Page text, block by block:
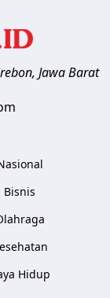
, Jawa Barat
Bisnis
Hidup